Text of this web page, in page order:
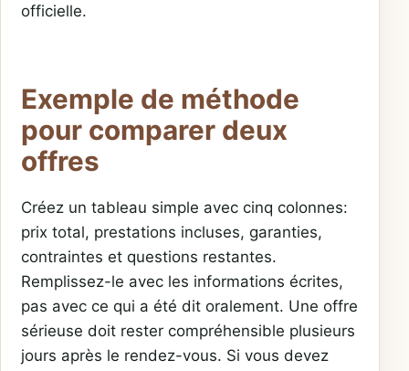
officielle.
Exemple de méthode
pour comparer deux
offres
Créez un tableau simple avec cinq colonnes:
prix total, prestations incluses, garanties,
contraintes et questions restantes.
Remplissez-le avec les informations écrites,
pas avec ce qui a été dit oralement. Une offre
sérieuse doit rester compréhensible plusieurs
jours après le rendez-vous. Si vous devez